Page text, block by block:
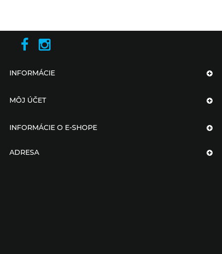
INFORMÁCIE
MÔJ ÚČET
INFORMÁCIE O E-SHOPE
ADRESA